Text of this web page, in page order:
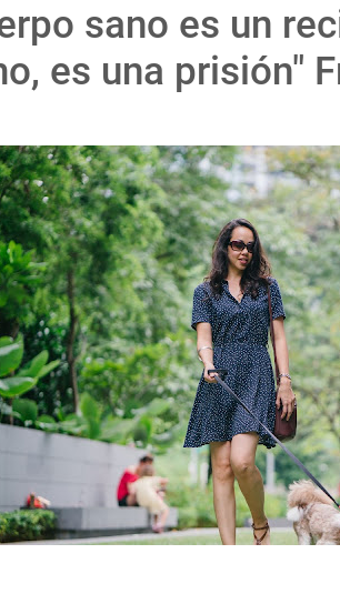
sano es un
es una prisión"